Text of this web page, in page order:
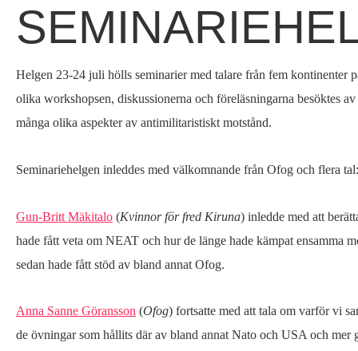
Du
här
Hem
›
Seminariehelg
2011
Helgen 23-24 juli hölls seminarier med talare från fem kontinenter
olika workshopsen, diskussionerna och föreläsningarna besöktes
många olika aspekter av antimilitaristiskt motstånd.
Seminariehelgen inleddes med välkomnande från Ofog och flera tal:
Gun-Britt Mäkitalo (Kvinnor för fred Kiruna) inledde med att
hade fått veta om NEAT och hur de länge hade kämpat ensamma
sedan hade fått stöd av bland annat Ofog.
Anna Sanne Göransson (Ofog) fortsatte med att tala om varför vi
de övningar som hållits där av bland annat Nato och USA och mer